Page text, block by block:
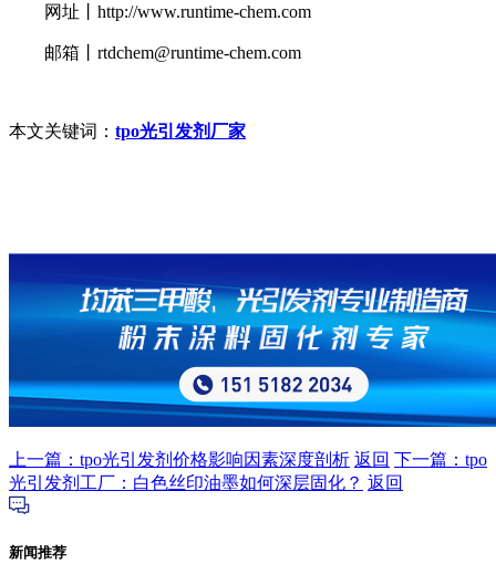
网址丨http://www.runtime-chem.com
邮箱丨rtdchem@runtime-chem.com
本文关键词： tpo光引发剂厂家
上一篇：tpo光引发剂价格影响因素深度剖析 返回 下一篇：tpo
光引发剂工厂：白色丝印油墨如何深层固化？ 返回
新闻推荐